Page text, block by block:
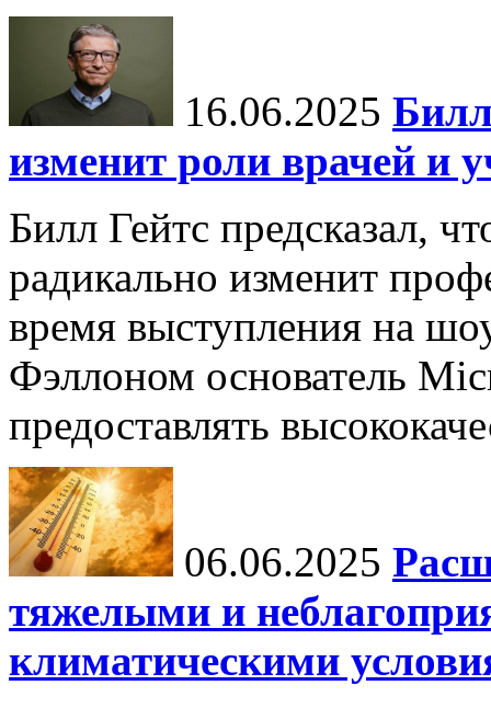
16.06.2025
изменит роли врачей и
Билл Гейтс предсказал,
радикально изменит
время выступления на
Фэллоном основатель
предоставлять
06.06.2025
тяжелыми и
климатическими